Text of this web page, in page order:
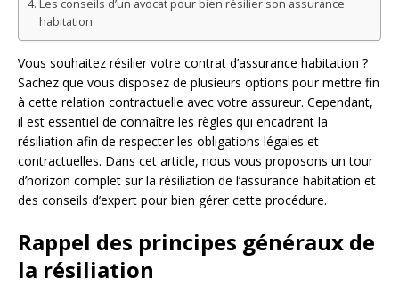
Les conseils d’un avocat pour bien résilier son assurance
habitation
Vous souhaitez résilier votre contrat d’assurance habitation ?
Sachez que vous disposez de plusieurs options pour mettre fin
à cette relation contractuelle avec votre assureur. Cependant,
il est essentiel de connaître les règles qui encadrent la
résiliation afin de respecter les obligations légales et
contractuelles. Dans cet article, nous vous proposons un tour
d’horizon complet sur la résiliation de l’assurance habitation et
des conseils d’expert pour bien gérer cette procédure.
Rappel des principes généraux de
la résiliation